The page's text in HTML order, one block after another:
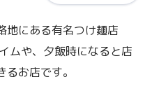
地にある有名つけ麺店
ムや、夕飯時になると店
るお店です。